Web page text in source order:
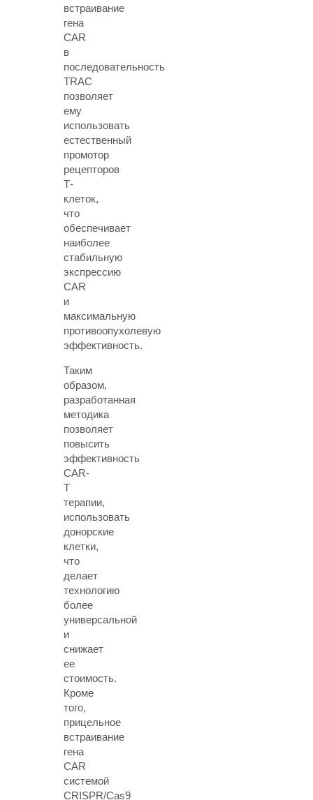
встраивание
гена
CAR
в
последовательность
TRAC
позволяет
ему
использовать
естественный
промотор
рецепторов
Т-
клеток,
что
обеспечивает
наиболее
стабильную
экспрессию
CAR
и
максимальную
противоопухолевую
эффективность.
Таким
образом,
разработанная
методика
позволяет
повысить
эффективность
CAR-
T
терапии,
использовать
донорские
клетки,
что
делает
технологию
более
универсальной
и
снижает
ее
стоимость.
Кроме
того,
прицельное
встраивание
гена
CAR
системой
CRISPR/Cas9